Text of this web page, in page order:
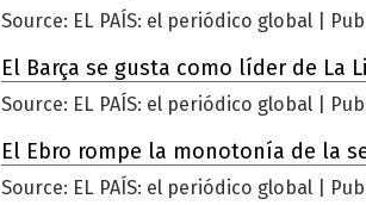
Source: EL PAÍS: el periódico global
El Barça se gusta como líder de La
Source: EL PAÍS: el periódico global
El Ebro rompe la monotonía de la
Source: EL PAÍS: el periódico global